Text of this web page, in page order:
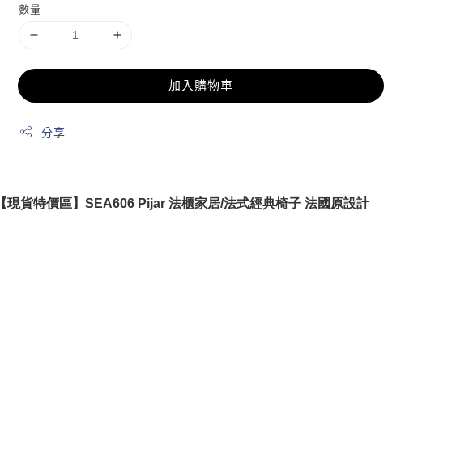
數量
加入購物車
分享
【現貨特價區】SEA606 Pijar法櫃家居/法式經典椅子 法國原設計